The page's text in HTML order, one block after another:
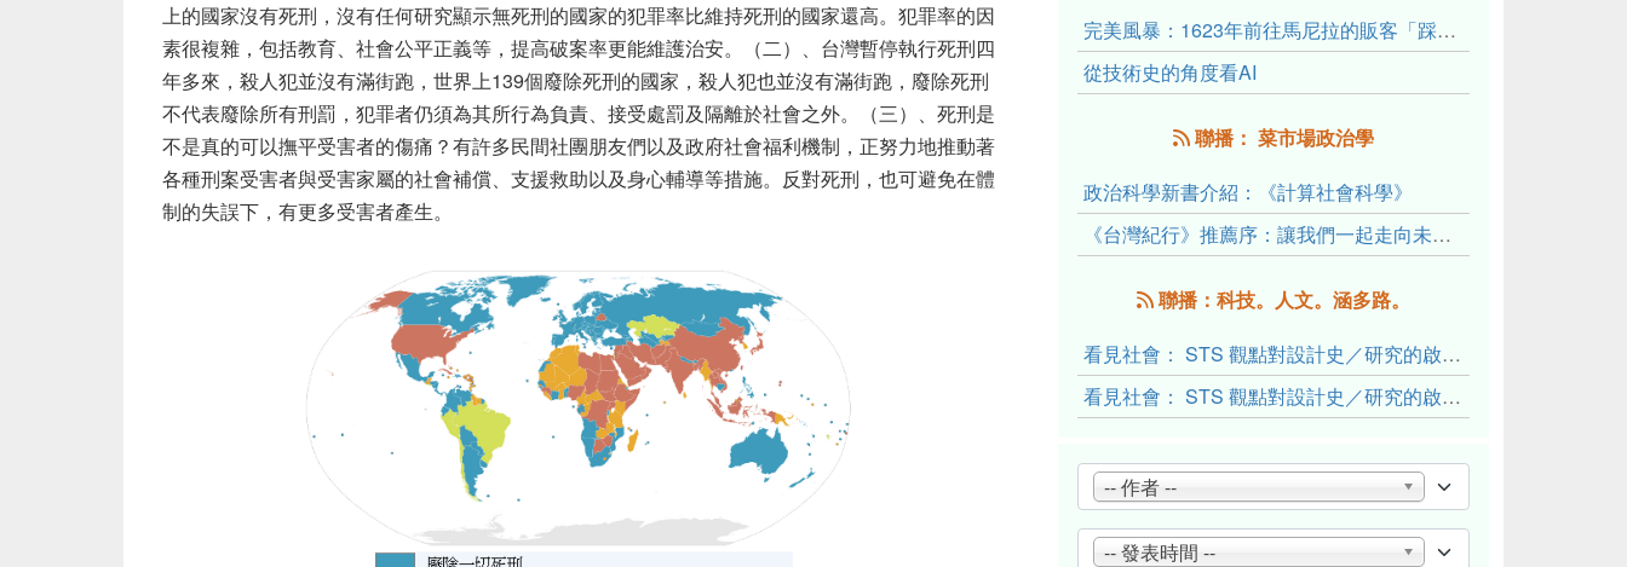
上的國家沒有死刑，沒有任何研究顯示無死刑的國家的犯罪率比維持死刑的國家還高。犯罪率的因
素很複雜，包括教育、社會公平正義等，提高破案率更能維護治安。（二）、台灣暫停執行死刑四
年多來，殺人犯並沒有滿街跑，世界上139個廢除死刑的國家，殺人犯也並沒有滿街跑，廢除死刑
不代表廢除所有刑罰，犯罪者仍須為其所行為負責、接受處罰及隔離於社會之外。（三）、死刑是
不是真的可以撫平受害者的傷痛？有許多民間社團朋友們以及政府社會福利機制，正努力地推動著
各種刑案受害者與受害家屬的社會補償、支援救助以及身心輔導等措施。反對死刑，也可避免在體
制的失誤下，有更多受害者產生。
完美風暴：1623年前往馬尼拉的販客「踩線團」怎麼會困死於澎湖?
從技術史的角度看AI
聯播： 菜市場政治學
政治科學新書介紹：《計算社會科學》
《台灣紀行》推薦序：讓我們一起走向未來文明的備忘錄
聯播：科技。人文。涵多路。
看見社會： STS 觀點對設計史／研究的啟發與反思（下）
看見社會： STS 觀點對設計史／研究的啟發與反思（上）
-- 作者 --
-- 發表時間 --